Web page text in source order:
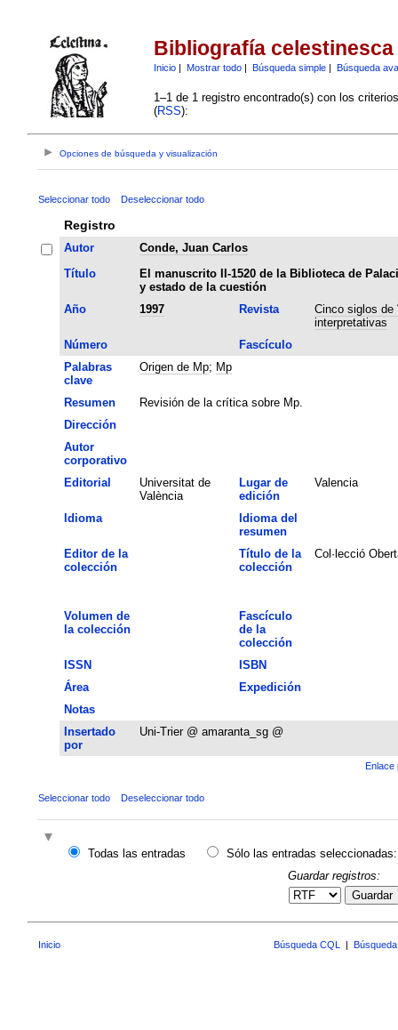
Bibliografía celestinesca
Inicio| Mostrar todo| Búsqueda simple| Búsqueda
1–1 de 1 registro encontrado(s) con los
(RSS):
Opciones de búsqueda y visualización
Seleccionar todo Deseleccionar todo
Registro
Autor
Conde, Juan Carlos
Título
El manuscrito II-1520 de la Biblioteca de
y estado de la cuestión
Año
1997 Revista
Cinco siglos de
interpretativas
Número
Fascículo
Palabras
clave
Origen de Mp; Mp
Resumen
Revisión de la crítica sobre Mp.
Dirección
Autor
corporativo
Editorial
Universitat de
València
Lugar de
edición
Valencia
Idioma
Idioma del
resumen
Editor de la
colección
Título de la
colección
Col·lecció
Volumen de
la colección
Fascículo
de la
colección
ISSN
ISBN
Área
Expedición
Notas
Insertado
por
Uni-Trier @ amaranta_sg @
Enlace
Seleccionar todo Deseleccionar todo
Todas las entradas
Sólo las entradas seleccionadas:
Guardar registros:
Guardar
Inicio Búsqueda CQL